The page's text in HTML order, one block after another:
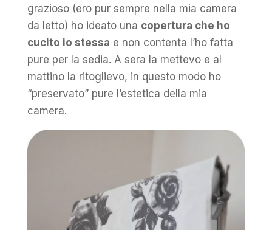
grazioso (ero pur sempre nella mia camera
da letto) ho ideato una copertura che ho
cucito io stessa e non contenta l’ho fatta
pure per la sedia. A sera la mettevo e al
mattino la ritoglievo, in questo modo ho
“preservato” pure l’estetica della mia
camera.